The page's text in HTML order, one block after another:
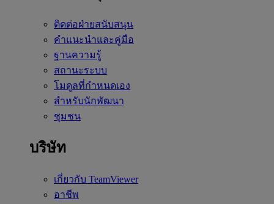
ติดต่อฝ่ายสนับสนุน
คำแนะนำและคู่มือ
ฐานความรู้
สถานะระบบ
โมดูลที่กำหนดเอง
สำหรับนักพัฒนา
ชุมชน
บริษัท
เกี่ยวกับ TeamViewer
อาชีพ